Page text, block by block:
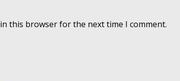
this browser for the next time I comment.